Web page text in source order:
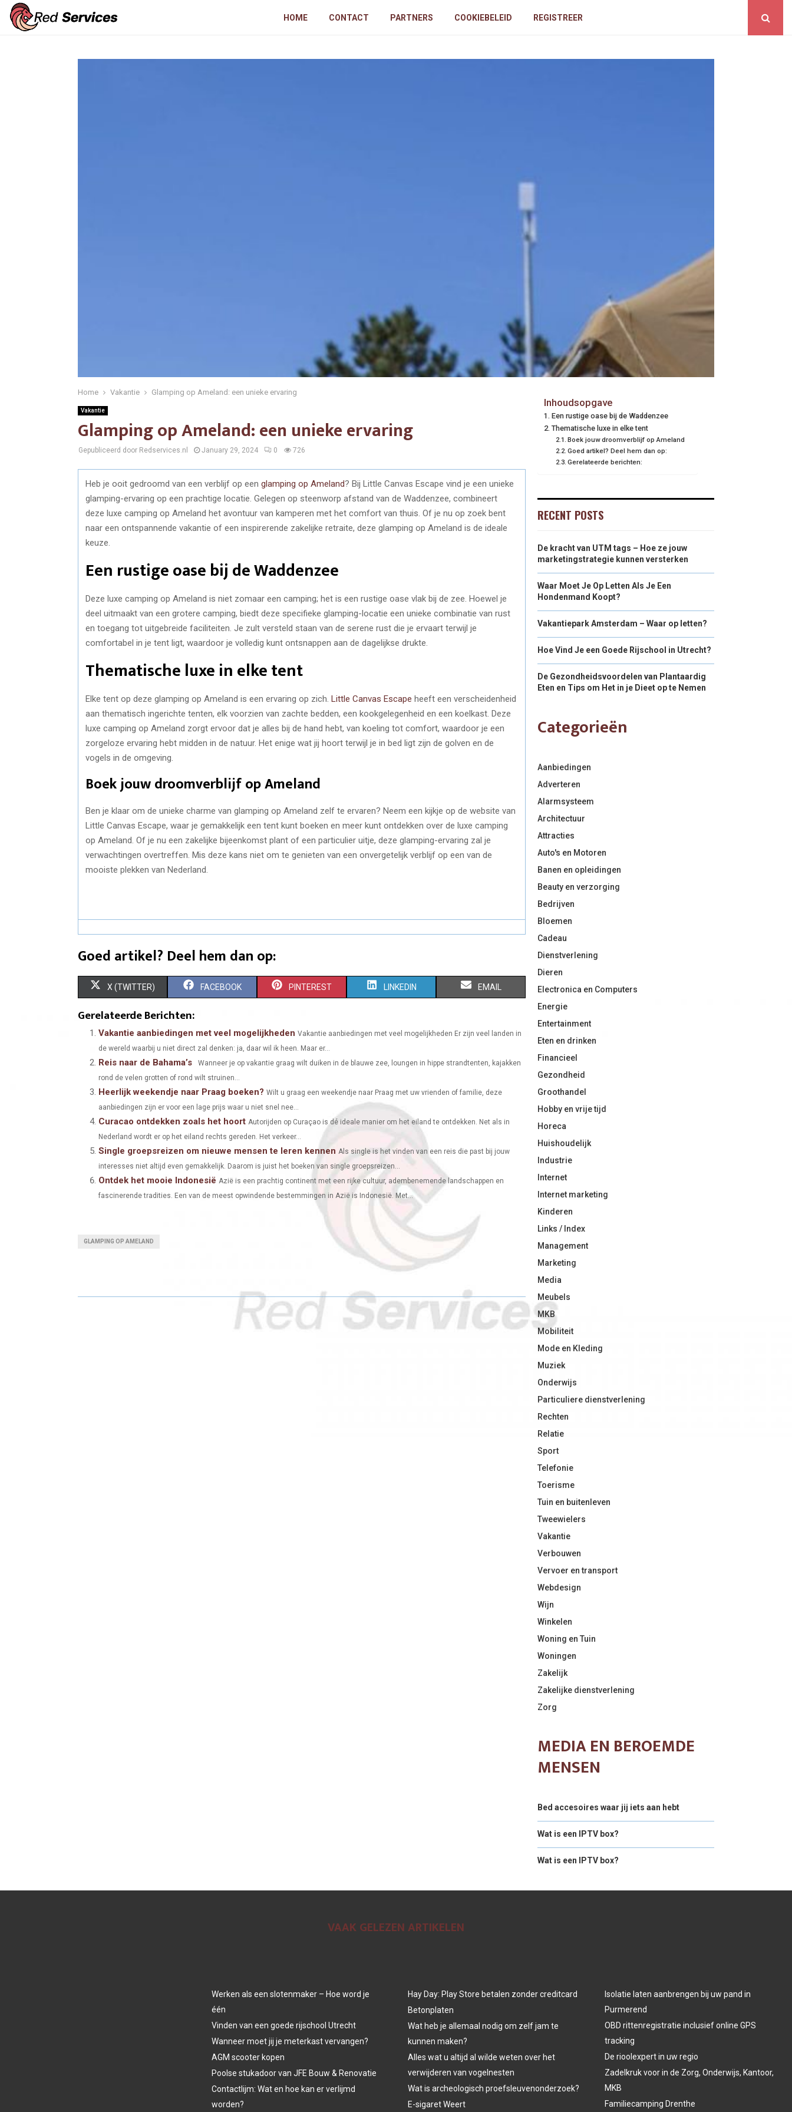
HOME CONTACT PARTNERS COOKIEBELEID REGISTREER
Home Vakantie Glamping op Ameland: een unieke ervaring
Vakantie
Glamping op Ameland: een unieke ervaring
Gepubliceerd door Redservices.nl January 29, 2024 0 726
Heb je ooit gedroomd van een verblijf op een glamping op Ameland? Bij Little Canvas Escape vind je een unieke
glamping-ervaring op een prachtige locatie. Gelegen op steenworp afstand van de Waddenzee, combineert
deze luxe camping op Ameland het avontuur van kamperen met het comfort van thuis. Of je nu op zoek bent
naar een ontspannende vakantie of een inspirerende zakelijke retraite, deze glamping op Ameland is de ideale
keuze.
Een rustige oase bij de Waddenzee
Deze luxe camping op Ameland is niet zomaar een camping; het is een rustige oase vlak bij de zee. Hoewel je
deel uitmaakt van een grotere camping, biedt deze specifieke glamping-locatie een unieke combinatie van rust
en toegang tot uitgebreide faciliteiten. Je zult versteld staan van de serene rust die je ervaart terwijl je
comfortabel in je tent ligt, waardoor je volledig kunt ontsnappen aan de dagelijkse drukte.
Thematische luxe in elke tent
Elke tent op deze glamping op Ameland is een ervaring op zich. Little Canvas Escape heeft een verscheidenheid
aan thematisch ingerichte tenten, elk voorzien van zachte bedden, een kookgelegenheid en een koelkast. Deze
luxe camping op Ameland zorgt ervoor dat je alles bij de hand hebt, van koeling tot comfort, waardoor je een
zorgeloze ervaring hebt midden in de natuur. Het enige wat jij hoort terwijl je in bed ligt zijn de golven en de
vogels in de omgeving.
Boek jouw droomverblijf op Ameland
Ben je klaar om de unieke charme van glamping op Ameland zelf te ervaren? Neem een kijkje op de website van
Little Canvas Escape, waar je gemakkelijk een tent kunt boeken en meer kunt ontdekken over de luxe camping
op Ameland. Of je nu een zakelijke bijeenkomst plant of een particulier uitje, deze glamping-ervaring zal je
verwachtingen overtreffen. Mis deze kans niet om te genieten van een onvergetelijk verblijf op een van de
mooiste plekken van Nederland.
Goed artikel? Deel hem dan op:
S
A
R
O
X (TWITTER) S
R
O
N
FACEBOOK S
R
O
PINTEREST S
A
O
LINKEDIN S
O
EMAIL
Gerelateerde Berichten:
Vakantie aanbiedingen met veel mogelijkheden Vakantie aanbiedingen met veel mogelijkheden Er zijn veel landen in
de wereld waarbij u niet direct zal denken: ja, daar wil ik heen. Maar er...
Reis naar de Bahama’s
Wanneer je op vakantie graag wilt duiken in de blauwe zee, loungen in hippe strandtenten, kajakken
rond de velen grotten of rond wilt struinen...
Heerlijk weekendje naar Praag boeken? Wilt u graag een weekendje naar Praag met uw vrienden of familie, deze
aanbiedingen zijn er voor een lage prijs waar u niet snel nee...
Curacao ontdekken zoals het hoort Autorijden op Curaçao is dé ideale manier om het eiland te ontdekken. Net als in
Nederland wordt er op het eiland rechts gereden. Het verkeer...
Single groepsreizen om nieuwe mensen te leren kennen Als single is het vinden van een reis die past bij jouw
interesses niet altijd even gemakkelijk. Daarom is juist het boeken van single groepsreizen...
Ontdek het mooie Indonesië Azië is een prachtig continent met een rijke cultuur, adembenemende landschappen en
fascinerende tradities. Een van de meest opwindende bestemmingen in Azië is Indonesië. Met...
GLAMPING OP AMELAND
Inhoudsopgave
Een rustige oase bij de Waddenzee
Thematische luxe in elke tent
Boek jouw droomverblijf op Ameland
Goed artikel? Deel hem dan op:
Gerelateerde berichten:
RECENT POSTS
De kracht van UTM tags – Hoe ze jouw
marketingstrategie kunnen versterken
Waar Moet Je Op Letten Als Je Een
Hondenmand Koopt?
Vakantiepark Amsterdam – Waar op letten?
Hoe Vind Je een Goede Rijschool in Utrecht?
De Gezondheidsvoordelen van Plantaardig
Eten en Tips om Het in je Dieet op te Nemen
Categorieën
Aanbiedingen
Adverteren
Alarmsysteem
Architectuur
Attracties
Auto's en Motoren
Banen en opleidingen
Beauty en verzorging
Bedrijven
Bloemen
Cadeau
Dienstverlening
Dieren
Electronica en Computers
Energie
Entertainment
Eten en drinken
Financieel
Gezondheid
Groothandel
Hobby en vrije tijd
Horeca
Huishoudelijk
Industrie
Internet
Internet marketing
Kinderen
Links / Index
Management
Marketing
Media
Meubels
MKB
Mobiliteit
Mode en Kleding
Muziek
Onderwijs
Particuliere dienstverlening
Rechten
Relatie
Sport
Telefonie
Toerisme
Tuin en buitenleven
Tweewielers
Vakantie
Verbouwen
Vervoer en transport
Webdesign
Wijn
Winkelen
Woning en Tuin
Woningen
Zakelijk
Zakelijke dienstverlening
Zorg
MEDIA EN BEROEMDE
MENSEN
Bed accesoires waar jij iets aan hebt
Wat is een IPTV box?
Wat is een IPTV box?
VAAK GELEZEN ARTIKELEN
Werken als een slotenmaker – Hoe word je
één
Vinden van een goede rijschool Utrecht
Wanneer moet jij je meterkast vervangen?
AGM scooter kopen
Poolse stukadoor van JFE Bouw & Renovatie
Contactlijm: Wat en hoe kan er verlijmd
worden?
Hay Day: Play Store betalen zonder creditcard
Betonplaten
Wat heb je allemaal nodig om zelf jam te
kunnen maken?
Alles wat u altijd al wilde weten over het
verwijderen van vogelnesten
Wat is archeologisch proefsleuvenonderzoek?
E-sigaret Weert
Isolatie laten aanbrengen bij uw pand in
Purmerend
OBD rittenregistratie inclusief online GPS
tracking
De rioolexpert in uw regio
Zadelkruk voor in de Zorg, Onderwijs, Kantoor,
MKB
Familiecamping Drenthe